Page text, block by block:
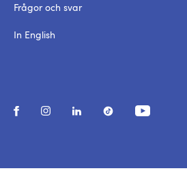
Frågor och svar
In English